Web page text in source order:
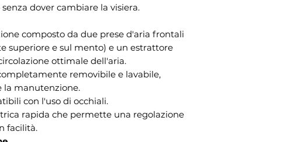
dover cambiare la visiera.
composto da due prese d'aria frontali
superiore e sul mento) e un estrattore
ottimale dell'aria.
removibile e lavabile,
la manutenzione.
con l'uso di occhiali.
rapida che permette una regolazione
facilità.